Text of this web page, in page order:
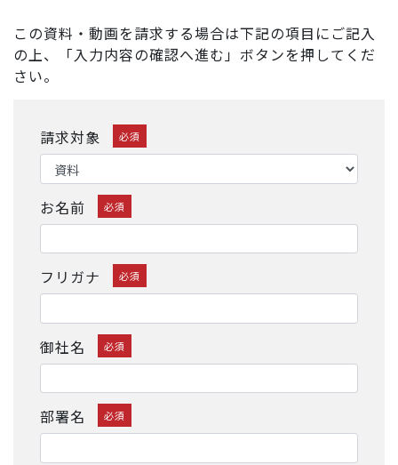
この資料・動画を請求する場合は下記の項目にご記入
の上、「入力内容の確認へ進む」ボタンを押してくだ
さい。
請求対象 必須
お名前 必須
フリガナ 必須
御社名 必須
部署名 必須